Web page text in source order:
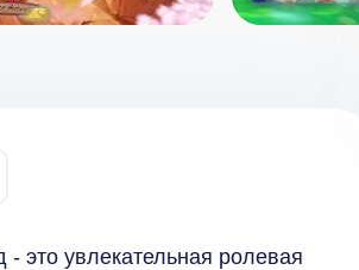
это увлекательная ролевая